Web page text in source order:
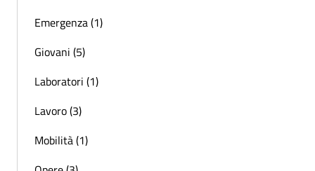
Emergenza (1)
Giovani (5)
Laboratori (1)
Lavoro (3)
Mobilità (1)